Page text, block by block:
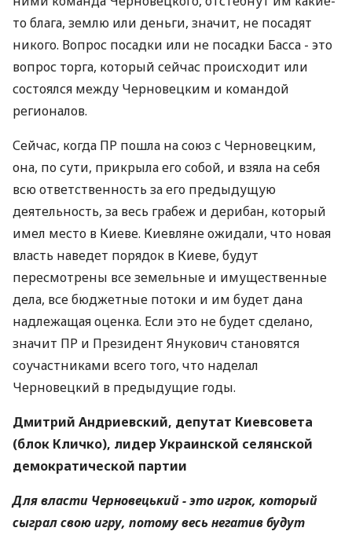
то блага, землю или деньги, значит, не посадят
никого. Вопрос посадки или не посадки Басса - это
вопрос торга, который сейчас происходит или
состоялся между Черновецким и командой
регионалов.
Сейчас, когда ПР пошла на союз с Черновецким,
она, по сути, прикрыла его собой, и взяла на себя
всю ответственность за его предыдущую
деятельность, за весь грабеж и дерибан, который
имел место в Киеве. Киевляне ожидали, что новая
власть наведет порядок в Киеве, будут
пересмотрены все земельные и имущественные
дела, все бюджетные потоки и им будет дана
надлежащая оценка. Если это не будет сделано,
значит ПР и Президент Янукович становятся
соучастниками всего того, что наделал
Черновецкий в предыдущие годы.
Дмитрий Андриевский, депутат Киевсовета
(блок Кличко), лидер Украинской селянской
демократической партии
Для власти Черновецький - это игрок, который
сыграл свою игру, потому весь негатив будут